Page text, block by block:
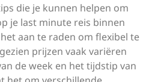
die je kunnen helpen om
je last minute reis binnen
aan te raden om flexibel te
prijzen vaak variëren
de week en het tijdstip van